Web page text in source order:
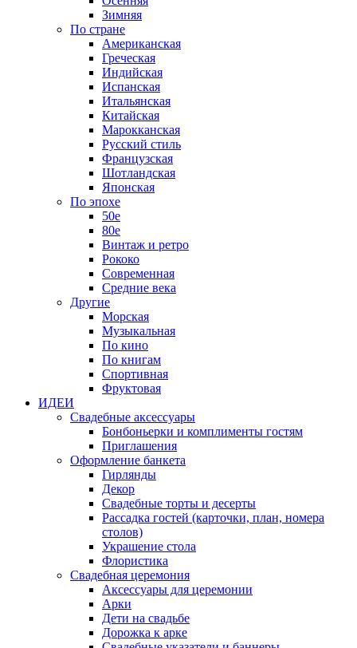
Зимняя
По стране
Американская
Греческая
Индийская
Испанская
Итальянская
Китайская
Марокканская
Русский стиль
Французская
Шотландская
Японская
По эпохе
50е
80е
Винтаж и ретро
Рококо
Современная
Средние века
Другие
Морская
Музыкальная
По кино
По книгам
Спортивная
Фруктовая
ИДЕИ
Свадебные аксессуары
Бонбоньерки и комплименты гостям
Приглашения
Оформление банкета
Гирлянды
Декор
Свадебные торты и десерты
Рассадка гостей (карточки, план, номера
столов)
Украшение стола
Флористика
Свадебная церемония
Аксессуары для церемонии
Арки
Дети на свадьбе
Дорожка к арке